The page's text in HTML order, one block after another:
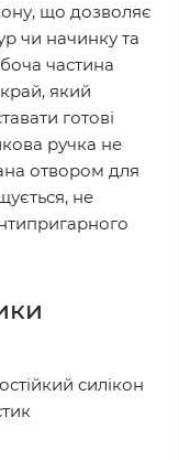
що дозволяє
чи начинку та
частина
який
готові
ручка не
отвором для
не
силікон